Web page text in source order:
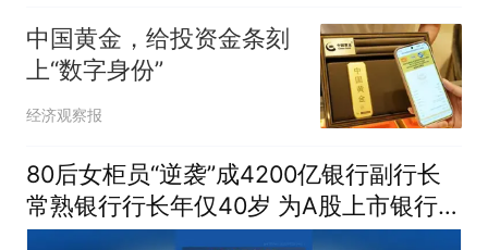
中国黄金，给投资金条刻
上“数字身份”
经济观察报
80后女柜员“逆袭”成4200亿银行副行长
常熟银行行长年仅40岁 为A股上市银行最
年轻行长